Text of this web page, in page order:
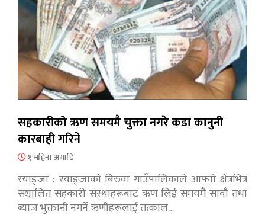
सहकारीको ऋण समयमै चुक्ता नगरे कडा कानुनी
कारबाही गरिने
१ महिना अगाडि
स्याङ्जा : स्याङ्जाको बिरुवा गाउँपालिकाले आफ्नो क्षेत्रभित्र
सञ्चालित सहकारी संस्थाहरूबाट ऋण लिई समयमै सावाँ तथा
ब्याज भुक्तानी नगर्ने ऋणीहरूलाई तत्काल…